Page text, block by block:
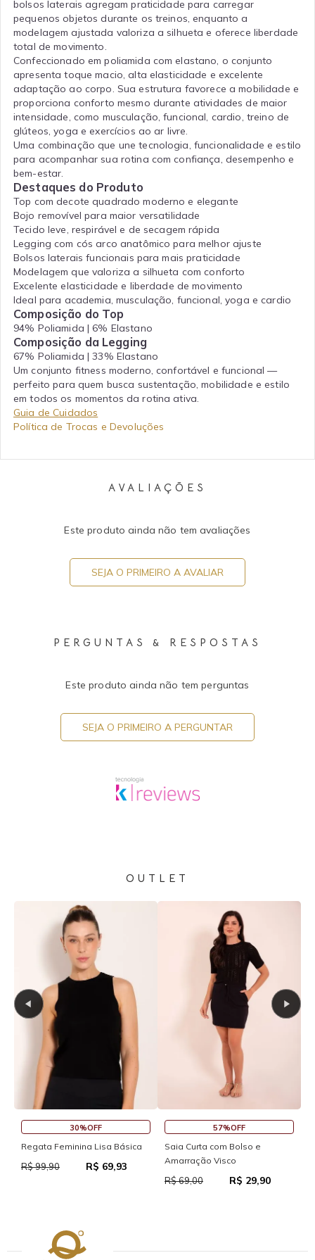
bolsos laterais agregam praticidade para carregar
pequenos objetos durante os treinos, enquanto a
modelagem ajustada valoriza a silhueta e oferece liberdade
total de movimento.
Confeccionado em poliamida com elastano, o conjunto
apresenta toque macio, alta elasticidade e excelente
adaptação ao corpo. Sua estrutura favorece a mobilidade e
proporciona conforto mesmo durante atividades de maior
intensidade, como musculação, funcional, cardio, treino de
glúteos, yoga e exercícios ao ar livre.
Uma combinação que une tecnologia, funcionalidade e estilo
para acompanhar sua rotina com confiança, desempenho e
bem-estar.
Destaques do Produto
Top com decote quadrado moderno e elegante
Bojo removível para maior versatilidade
Tecido leve, respirável e de secagem rápida
Legging com cós arco anatômico para melhor ajuste
Bolsos laterais funcionais para mais praticidade
Modelagem que valoriza a silhueta com conforto
Excelente elasticidade e liberdade de movimento
Ideal para academia, musculação, funcional, yoga e cardio
Composição do Top
94% Poliamida | 6% Elastano
Composição da Legging
67% Poliamida | 33% Elastano
Um conjunto fitness moderno, confortável e funcional —
perfeito para quem busca sustentação, mobilidade e estilo
em todos os momentos da rotina ativa.
Guia de Cuidados
Política de Trocas e Devoluções
AVALIAÇÕES
Este produto ainda não tem avaliações
SEJA O PRIMEIRO A AVALIAR
PERGUNTAS & RESPOSTAS
Este produto ainda não tem perguntas
SEJA O PRIMEIRO A PERGUNTAR
OUTLET
30%OFF
Regata Feminina Lisa Básica
R$ 99,90 R$ 69,93
57%OFF
Saia Curta com Bolso e
Amarração Visco
R$ 69,00 R$ 29,90